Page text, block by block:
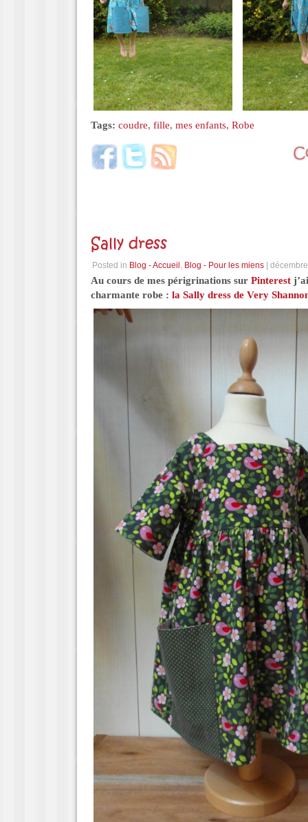
Tags: coudre, fille, mes enfants, Robe
Sally dress
Posted in Blog - Accueil , Blog - Pour les miens |
Au cours de mes périgrinations sur Pinterest
charmante robe : la Sally dress de Very